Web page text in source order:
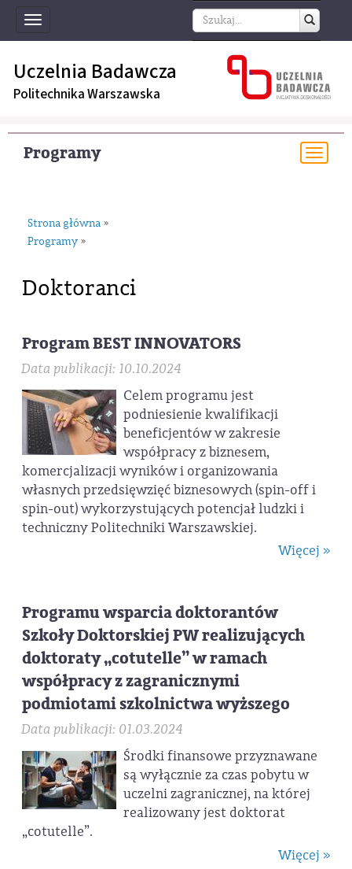
Toggle
navigation
Uczelnia Badawcza
Politechnika Warszawska
Programy
Strona główna »
Programy »
Doktoranci
Program BEST INNOVATORS
Data publikacji: 10.10.2024
Celem programu jest
podniesienie kwalifikacji
beneficjentów w zakresie
współpracy z biznesem,
komercjalizacji wyników i organizowania
własnych przedsięwzięć biznesowych (spin-off i
spin-out) wykorzystujących potencjał ludzki i
techniczny Politechniki Warszawskiej.
Więcej »
Programu wsparcia doktorantów
Szkoły Doktorskiej PW realizujących
doktoraty „cotutelle” w ramach
współpracy z zagranicznymi
podmiotami szkolnictwa wyższego
Data publikacji: 01.03.2024
Środki finansowe przyznawane
są wyłącznie za czas pobytu w
uczelni zagranicznej, na której
realizowany jest doktorat
„cotutelle”.
Więcej »